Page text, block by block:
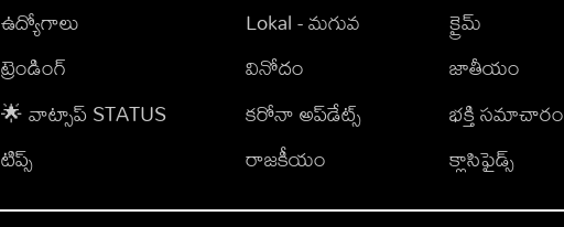
ఉద్యోగాలు
ట్రెండింగ్
🌟 వాట్సాప్ STATUS
టిప్స్
Lokal - మగువ
వినోదం
కరోనా అప్‌డేట్స్
రాజకీయం
క్రైమ్
జాతీయం
భక్తి సమాచారం
క్లాసిఫైడ్స్